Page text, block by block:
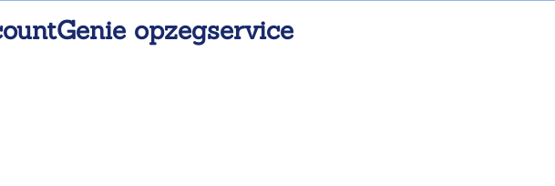
opzegservice